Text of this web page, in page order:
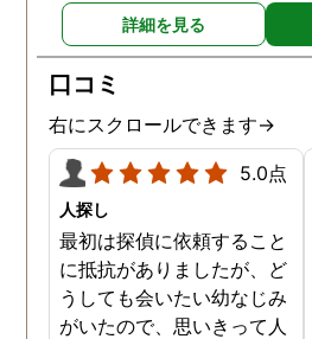
詳細を見る
口コミ
右にスクロールできます→
5.0点
人探し
最初は探偵に依頼すること
に抵抗がありましたが、ど
うしても会いたい幼なじみ
がいたので、思いきって人